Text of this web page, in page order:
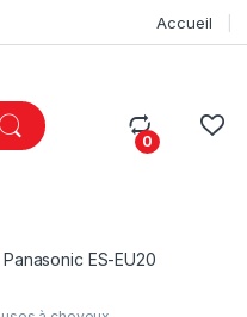
Accueil
0
ES-EU20